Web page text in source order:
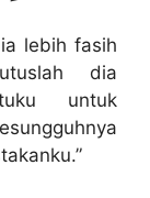
lebih fasih
dia
untuk